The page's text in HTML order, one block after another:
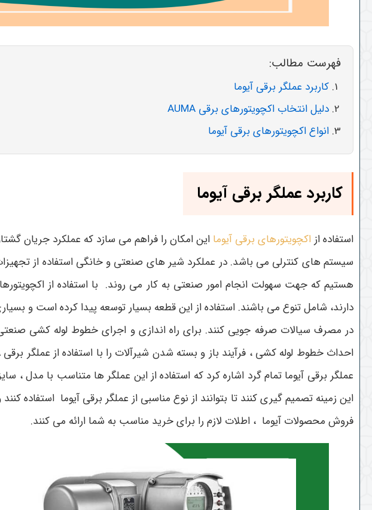
فهرست مطالب:
کاربرد عملگر برقی آیوما
دلیل انتخاب اکچویتورهای برقی AUMA
انواع اکچویتورهای برقی آیوما
کاربرد عملگر برقی آیوما
استفاده از اکچویتورهای برقی آیوما
سیستم های کنترلی می باشد. در عملکرد شیر های صنعتی و خانگی استفاده از
هستیم که جهت سهولت انجام امور صنعتی به کار می روند. با استفاده از
دارند، شامل تنوع می باشند. استفاده از این قطعه بسیار توسعه پیدا کرده است و
در مصرف سیالات صرفه جویی کنند. برای راه اندازی و اجرای خطوط لوله کشی
احداث خطوط لوله کشی ، فرآیند باز و بسته شدن شیرآلات را با استفاده از عملگر برقی AUMA
عملگر برقی آیوما تمام گرد اشاره کرد که استفاده از این عملگر ها متناسب با مدل
این زمینه تصمیم گیری کنند تا بتوانند از نوع مناسبی از عملگر برقی آیوما استفاده
فروش محصولات آیوما ، اطلات لازم را برای خرید مناسب به شما ارائه می کنند.